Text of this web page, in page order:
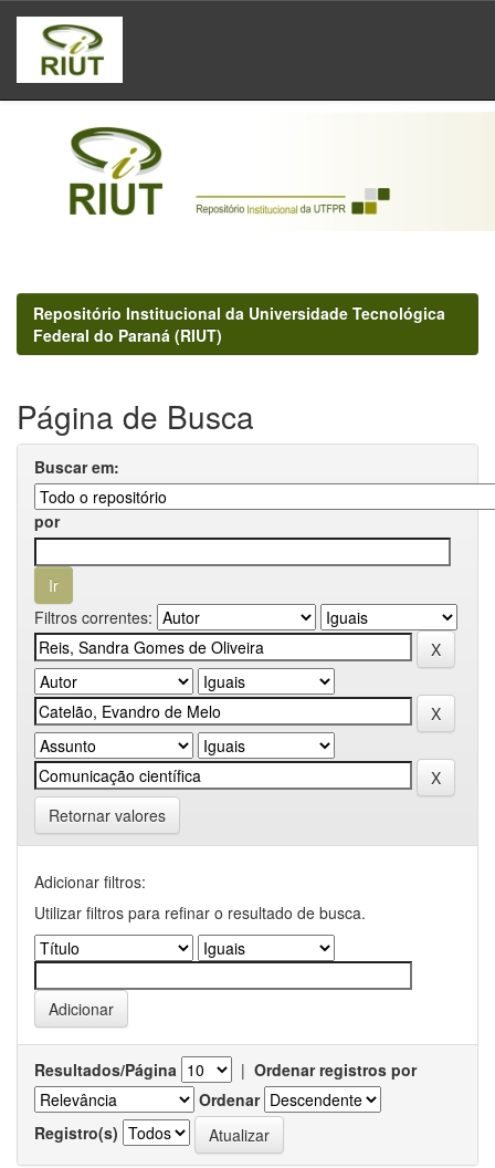
Skip
navigation
Repositório Institucional da Universidade Tecnológica
Federal do Paraná (RIUT)
Página de Busca
Buscar em:
por
Filtros correntes:
Retornar valores
Adicionar filtros:
Utilizar filtros para refinar o resultado de busca.
Resultados/Página | Ordenar registros por
Ordenar
Registro(s)